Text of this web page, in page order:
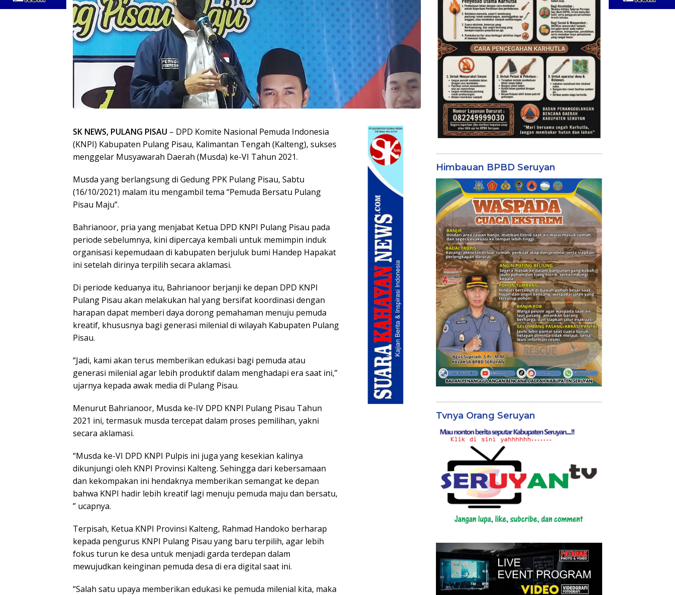
SK NEWS, PULANG PISAU – DPD Komite Nasional Pemuda Indonesia
(KNPI) Kabupaten Pulang Pisau, Kalimantan Tengah (Kalteng), sukses
menggelar Musyawarah Daerah (Musda) ke-VI Tahun 2021.
Musda yang berlangsung di Gedung PPK Pulang Pisau, Sabtu
(16/10/2021) malam itu mengambil tema “Pemuda Bersatu Pulang
Pisau Maju”.
Bahrianoor, pria yang menjabat Ketua DPD KNPI Pulang Pisau pada
periode sebelumnya, kini dipercaya kembali untuk memimpin induk
organisasi kepemudaan di kabupaten berjuluk bumi Handep Hapakat
ini setelah dirinya terpilih secara aklamasi.
Di periode keduanya itu, Bahrianoor berjanji ke depan DPD KNPI
Pulang Pisau akan melakukan hal yang bersifat koordinasi dengan
harapan dapat memberi daya dorong pemahaman menuju pemuda
kreatif, khususnya bagi generasi milenial di wilayah Kabupaten Pulang
Pisau.
“Jadi, kami akan terus memberikan edukasi bagi pemuda atau
generasi milenial agar lebih produktif dalam menghadapi era saat ini,”
ujarnya kepada awak media di Pulang Pisau.
Menurut Bahrianoor, Musda ke-IV DPD KNPI Pulang Pisau Tahun
2021 ini, termasuk musda tercepat dalam proses pemilihan, yakni
secara aklamasi.
“Musda ke-VI DPD KNPI Pulpis ini juga yang kesekian kalinya
dikunjungi oleh KNPI Provinsi Kalteng. Sehingga dari kebersamaan
dan kekompakan ini hendaknya memberikan semangat ke depan
bahwa KNPI hadir lebih kreatif lagi menuju pemuda maju dan bersatu,
” ucapnya.
Terpisah, Ketua KNPI Provinsi Kalteng, Rahmad Handoko berharap
kepada pengurus KNPI Pulang Pisau yang baru terpilih, agar lebih
fokus turun ke desa untuk menjadi garda terdepan dalam
mewujudkan keinginan pemuda desa di era digital saat ini.
“Salah satu upaya memberikan edukasi ke pemuda milenial kita, maka
Himbauan BPBD Seruyan
Tvnya Orang Seruyan